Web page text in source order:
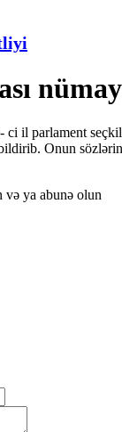
ci il parlament
Onun
ya abunə olun